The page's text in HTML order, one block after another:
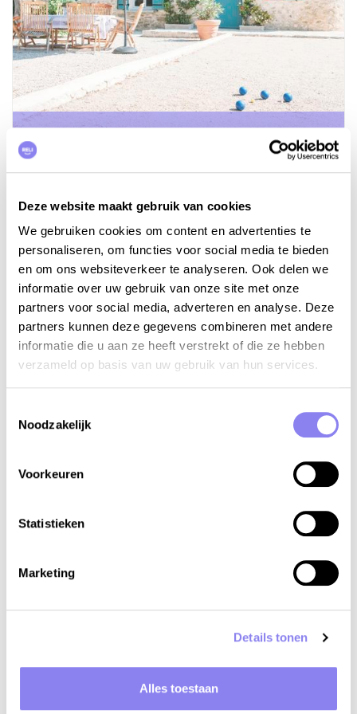
Deze website maakt gebruik van cookies
We gebruiken cookies om content en advertenties te
personaliseren, om functies voor social media te bieden
en om ons websiteverkeer te analyseren. Ook delen we
informatie over uw gebruik van onze site met onze
partners voor social media, adverteren en analyse. Deze
partners kunnen deze gegevens combineren met andere
informatie die u aan ze heeft verstrekt of die ze hebben
verzameld op basis van uw gebruik van hun services.
Noodzakelijk
Voorkeuren
Statistieken
Marketing
Details tonen
Alles toestaan
Wat kost een vakantiehuis?